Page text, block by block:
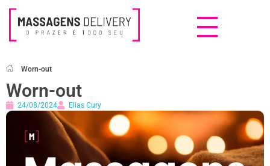
Worn-out
Worn-out
24/08/2024 Elias Cury